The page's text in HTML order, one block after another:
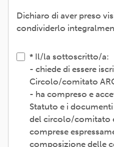
Dichiaro di aver preso
condividerlo
Il/la sottoscritto/a:
- chiede di essere
Circolo/comitato
- ha compreso e
Statuto e i
del circolo/comitato
comprese
composizione delle